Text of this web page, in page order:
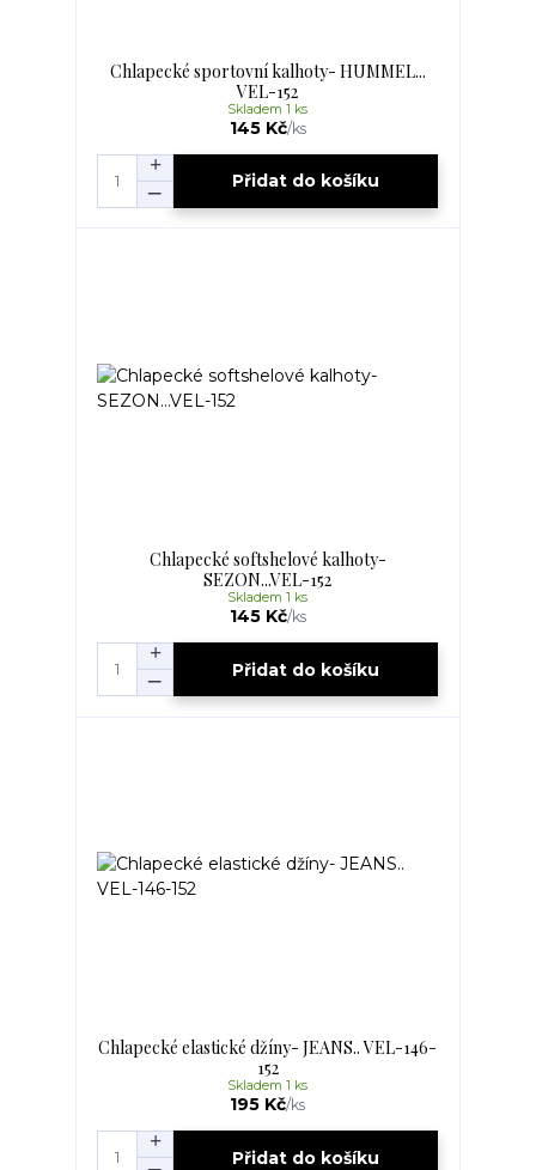
Chlapecké sportovní kalhoty- HUMMEL...
VEL-152
145 Kč/ks
Skladem 1 ks
Přidat do košíku
Chlapecké softshelové kalhoty-
SEZON...VEL-152
145 Kč/ks
Skladem 1 ks
Přidat do košíku
Chlapecké elastické džíny- JEANS.. VEL-146-
152
195 Kč/ks
Skladem 1 ks
Přidat do košíku